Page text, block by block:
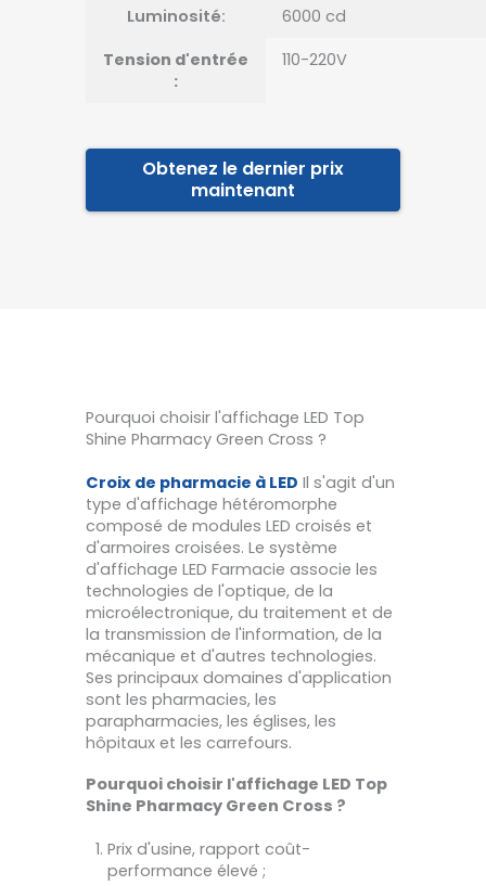
Luminosité:
6000 cd
Tension d'entrée
:
110-220V
Obtenez le dernier prix
maintenant
Pourquoi choisir l'affichage LED Top
Shine Pharmacy Green Cross ?
Croix de pharmacie à LED Il s'agit d'un
type d'affichage hétéromorphe
composé de modules LED croisés et
d'armoires croisées. Le système
d'affichage LED Farmacie associe les
technologies de l'optique, de la
microélectronique, du traitement et de
la transmission de l'information, de la
mécanique et d'autres technologies.
Ses principaux domaines d'application
sont les pharmacies, les
parapharmacies, les églises, les
hôpitaux et les carrefours.
Pourquoi choisir l'affichage LED Top
Shine Pharmacy Green Cross ?
Prix d'usine, rapport coût-
performance élevé ;